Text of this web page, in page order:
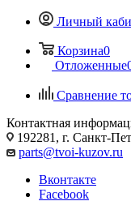
Личный
Корзина0
Отложенные
Сравнение
Контактная
192281, г. Санкт-
parts@tvoi-kuzov.ru
Вконтакте
Facebook